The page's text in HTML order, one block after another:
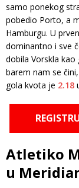
samo ponekog
pobedio Porto, a
Hamburgu. U
dominantno i sve
dobila Vorskla
barem nam se
gola kvota je 2.18
Atletiko
u